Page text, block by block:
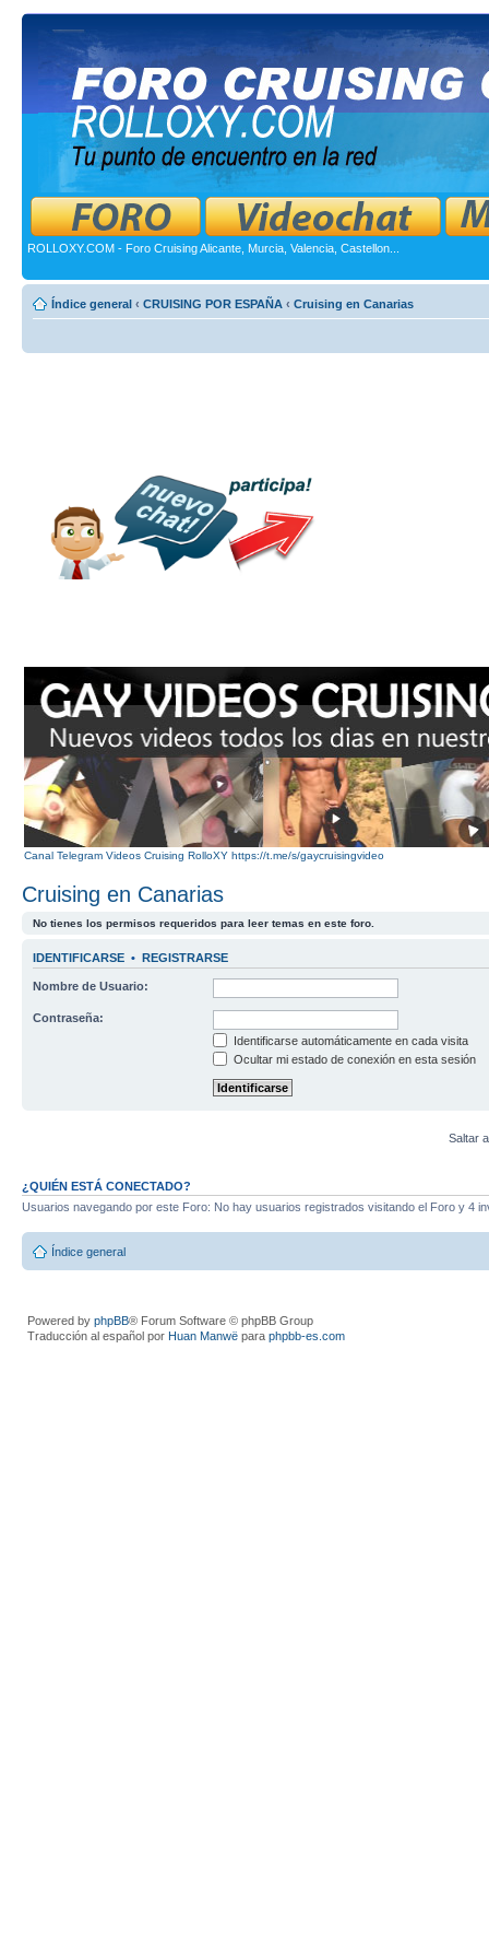
ROLLOXY.COM - Foro Cruising Alicante, Murcia, Valencia, Castellon...
Índice general ‹ CRUISING POR ESPAÑA ‹ Cruising en Canarias
Canal Telegram Videos Cruising RolloXY https://t.me/s/gaycruisingvideo
Cruising en Canarias
No tienes los permisos requeridos para leer temas en este foro.
IDENTIFICARSE • REGISTRARSE
Nombre de Usuario:
Contraseña:
Identificarse automáticamente en cada visita
Ocultar mi estado de conexión en esta sesión
Saltar
¿QUIÉN ESTÁ CONECTADO?
Usuarios navegando por este Foro: No hay usuarios registrados visitando el Foro y 4
Índice general
Powered by phpBB® Forum Software © phpBB Group
Traducción al español por Huan Manwë para phpbb-es.com